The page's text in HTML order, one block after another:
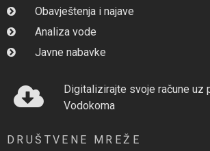
Obavještenja i najave
Analiza vode
Javne nabavke
Digitalizirajte svoje račune uz
Vodokoma
DRUŠTVENE MREŽE